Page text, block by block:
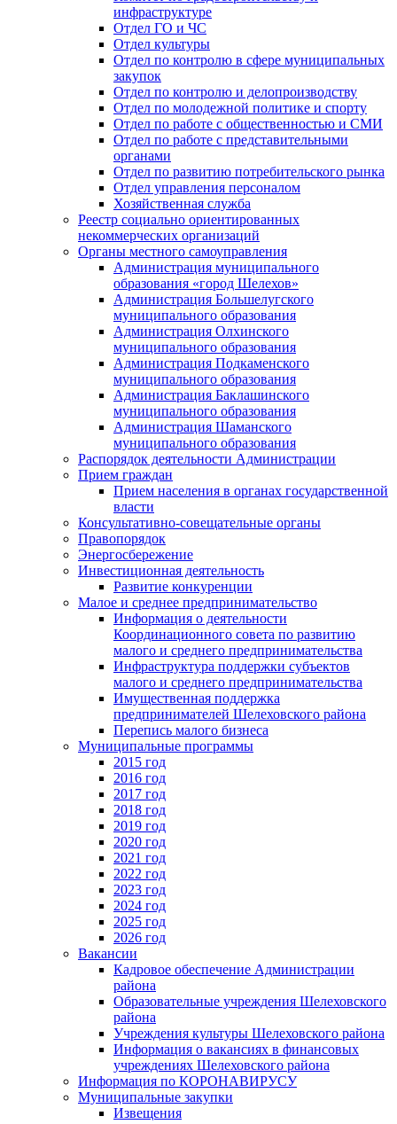
инфраструктуре
Отдел ГО и ЧС
Отдел культуры
Отдел по контролю в сфере муниципальных
закупок
Отдел по контролю и делопроизводству
Отдел по молодежной политике и спорту
Отдел по работе с общественностью и СМИ
Отдел по работе с представительными
органами
Отдел по развитию потребительского рынка
Отдел управления персоналом
Хозяйственная служба
Реестр социально ориентированных
некоммерческих организаций
Органы местного самоуправления
Администрация муниципального
образования «город Шелехов»
Администрация Большелугского
муниципального образования
Администрация Олхинского
муниципального образования
Администрация Подкаменского
муниципального образования
Администрация Баклашинского
муниципального образования
Администрация Шаманского
муниципального образования
Распорядок деятельности Администрации
Прием граждан
Прием населения в органах государственной
власти
Консультативно-совещательные органы
Правопорядок
Энергосбережение
Инвестиционная деятельность
Развитие конкуренции
Малое и среднее предпринимательство
Информация о деятельности
Координационного совета по развитию
малого и среднего предпринимательства
Инфраструктура поддержки субъектов
малого и среднего предпринимательства
Имущественная поддержка
предпринимателей Шелеховского района
Перепись малого бизнеса
Муниципальные программы
2015 год
2016 год
2017 год
2018 год
2019 год
2020 год
2021 год
2022 год
2023 год
2024 год
2025 год
2026 год
Вакансии
Кадровое обеспечение Администрации
района
Образовательные учреждения Шелеховского
района
Учреждения культуры Шелеховского района
Информация о вакансиях в финансовых
учреждениях Шелеховского района
Информация по КОРОНАВИРУСУ
Муниципальные закупки
Извещения